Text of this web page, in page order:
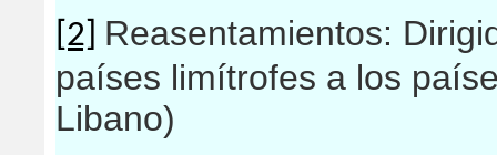
[2]
Reasentamientos:
países limítrofes a los
Libano)